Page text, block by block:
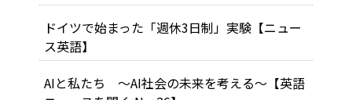
ドイツで始まった「週休3日制」実験【ニュー
ス英語】
AIと私たち ～AI社会の未来を考える～【英語